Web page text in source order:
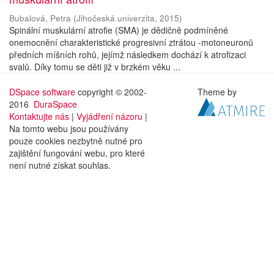
Bubalová, Petra (Jihočeská univerzita, 2015)
Spinální muskulární atrofie (SMA) je dědičně podmíněné
onemocnění charakteristické progresivní ztrátou -motoneuronů
předních míšních rohů, jejímž následkem dochází k atrofizaci
svalů. Díky tomu se děti již v brzkém věku ...
DSpace software copyright © 2002-
2016 DuraSpace
Kontaktujte nás | Vyjádření názoru |
Na tomto webu jsou používány
pouze cookies nezbytně nutné pro
zajištění fungování webu, pro které
není nutné získat souhlas.
Theme by